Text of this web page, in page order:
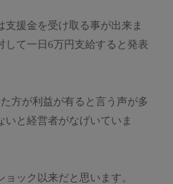
支援金を受け取る事が出来ま
して一日6万円支給すると発表
方が利益が有ると言う声が多
いと経営者がなげいていま
ック以来だと思います。